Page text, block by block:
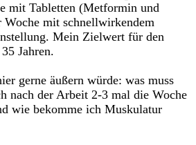
mit Tabletten (Metformin und
mit schnellwirkendem
Mein Zielwert für den
Jahren.
gerne äußern würde: was muss
nach der Arbeit 2-3 mal die Woche
wie bekomme ich Muskulatur